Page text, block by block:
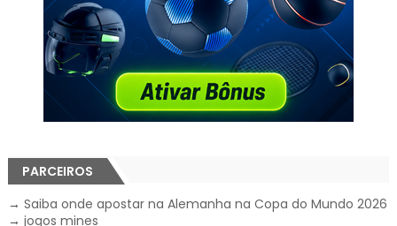
PARCEIROS
→ Saiba onde apostar na Alemanha na Copa do Mundo 2026
→ jogos mines